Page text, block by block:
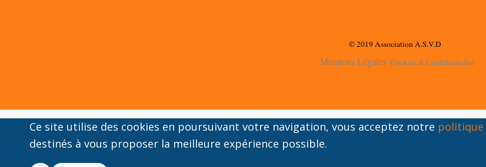
© 2019 Association A.S.V.D
Mentions Légales Cookies & Confidentialité
Ce site utilise des cookies en poursuivant votre navigation, vous acceptez notre
destinés à vous proposer la meilleure expérience possible.